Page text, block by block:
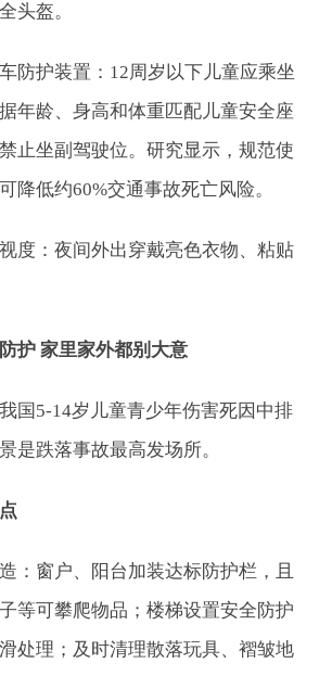
头盔。
防护装置：12周岁以下儿童应乘坐
年龄、身高和体重匹配儿童安全座
止坐副驾驶位。研究显示，规范使
降低约60%交通事故死亡风险。
度：夜间外出穿戴亮色衣物、粘贴
护 家里家外都别大意
国5-14岁儿童青少年伤害死因中排
是跌落事故最高发场所。
：窗户、阳台加装达标防护栏，且
等可攀爬物品；楼梯设置安全防护
处理；及时清理散落玩具、褶皱地